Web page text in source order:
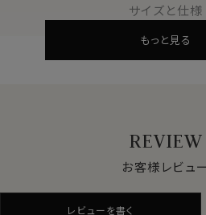
素材
表＝牛革
裏＝牛革
約113cm（バックル含
約4.0cm（バックル）
カット
可能
サイズと仕様
もっと見る
REVIEW
お客様レビュー
レビューを書く